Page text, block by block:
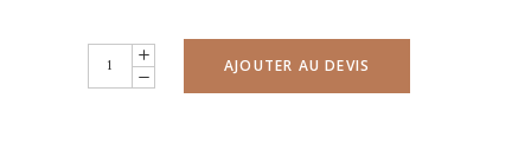
Chaise
Charivari
AJOUTER AU DEVIS